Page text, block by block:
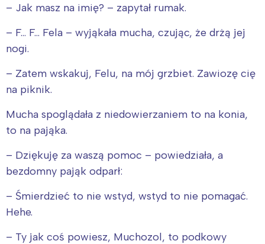
– Jak masz na imię? – zapytał rumak.
– F… F… Fela – wyjąkała mucha, czując, że drżą jej
nogi.
– Zatem wskakuj, Felu, na mój grzbiet. Zawiozę cię
na piknik.
Mucha spoglądała z niedowierzaniem to na konia,
to na pająka.
– Dziękuję za waszą pomoc – powiedziała, a
bezdomny pająk odparł:
– Śmierdzieć to nie wstyd, wstyd to nie pomagać.
Hehe.
– Ty jak coś powiesz, Muchozol, to podkowy